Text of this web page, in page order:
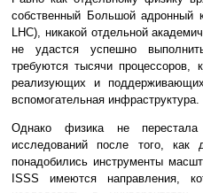
собственный Большой адронный
LHC), никакой отдельной
не удастся успешно
требуются тысячи процессоров,
реализующих и
вспомогательная инфраструктура.
Однако физика не
исследований после того, как
понадобились инструменты
ISSS имеются направления,